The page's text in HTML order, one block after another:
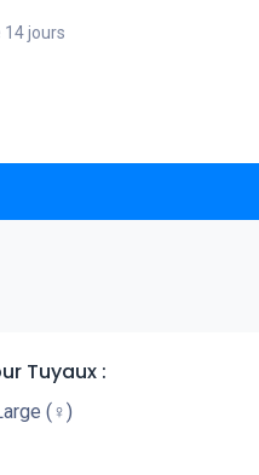
jours
Tuyaux :
(♀)